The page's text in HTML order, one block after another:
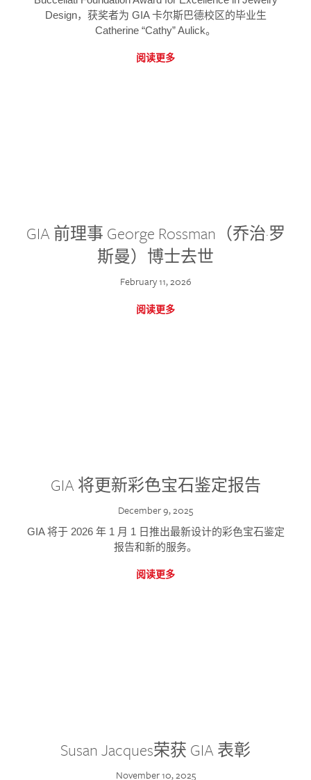
Design，获奖者为 GIA 卡尔斯巴德校区的毕业生
Catherine “Cathy” Aulick。
阅读更多
GIA 前理事 George Rossman（乔治·罗
斯曼）博士去世
February 11, 2026
阅读更多
GIA 将更新彩色宝石鉴定报告
December 9, 2025
GIA 将于 2026 年 1 月 1 日推出最新设计的彩色宝石鉴定
报告和新的服务。
阅读更多
Susan Jacques荣获 GIA 表彰
November 10, 2025